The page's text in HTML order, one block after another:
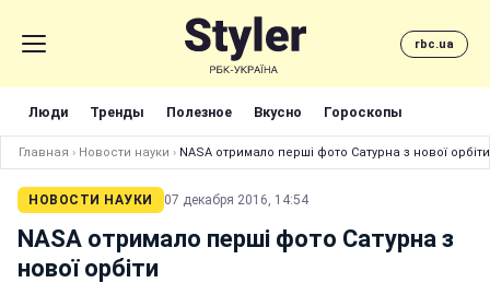
rbc.ua
Люди Тренды Полезное Вкусно Гороскопы
Главная › Новости науки › NASA отримало перші фото Сатурна з нової орбіти
НОВОСТИ НАУКИ 07 декабря 2016, 14:54
NASA отримало перші фото Сатурна з
нової орбіти